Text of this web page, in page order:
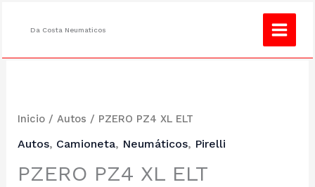
Da Costa Neumaticos
Inicio/ Autos / PZERO PZ4 XL ELT
Autos, Camioneta, Neumáticos, Pirelli
PZERO PZ4 XL ELT
Consulta